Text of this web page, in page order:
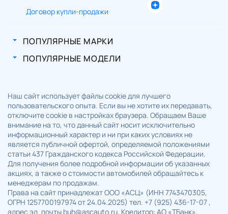
Договор купли-продажи
ПОПУЛЯРНЫЕ МАРКИ
ПОПУЛЯРНЫЕ МОДЕЛИ
Наш сайт использует файлы cookie для лучшего
пользовательского опыта. Если вы не хотите их передавать,
отключите cookie в настройках браузера. Обращаем Ваше
внимание на то, что данный сайт носит исключительно
информационный характер и ни при каких условиях не
является публичной офертой, определяемой положениями
статьи 437 Гражданского кодекса Российской Федерации.
Для получения более подробной информации об указанных
акциях, а также о стоимости автомобилей обращайтесь к
менеджерам по продажам.
Права на сайт принадлежат ООО «АСЦ» (ИНН 7743470305,
ОГРН 1257700197974 от 24.04.2025) тел. +7 (925) 436-17-07 ,
адрес эл. почты buh@ascauto.ru. Кредитор: АО «ТБанк»,